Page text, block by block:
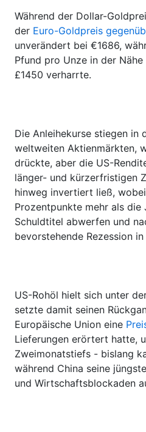
Während der Dollar-
der Euro-Goldpreis
unverändert bei €1686,
Pfund pro Unze in der
£1450 verharrte.
Die Anleihekurse stiegen in
weltweiten Aktienmärkten,
drückte, aber die US-
länger- und kürzerfristigen
hinweg invertiert ließ,
Prozentpunkte mehr als die
Schuldtitel abwerfen und
bevorstehende Rezession
US-Rohöl hielt sich unter
setzte damit seinen
Europäische Union eine
Lieferungen erörtert hatte,
Zweimonatstiefs - bislang
während China seine
und Wirtschaftsblockaden